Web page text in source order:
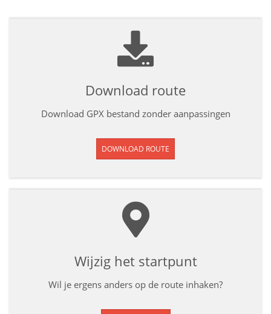
Download route
Download GPX bestand zonder aanpassingen
DOWNLOAD ROUTE
Wijzig het startpunt
Wil je ergens anders op de route inhaken?